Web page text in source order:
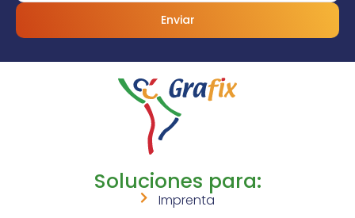
Enviar
Soluciones para:
Imprenta